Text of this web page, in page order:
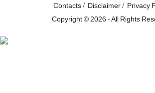
Contacts/ Disclaimer/ Privacy
Copyright © 2026 - All Rights